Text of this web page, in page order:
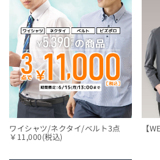
ワイシャツ/ネクタイ/ベルト3点
￥11,000(税込)
【